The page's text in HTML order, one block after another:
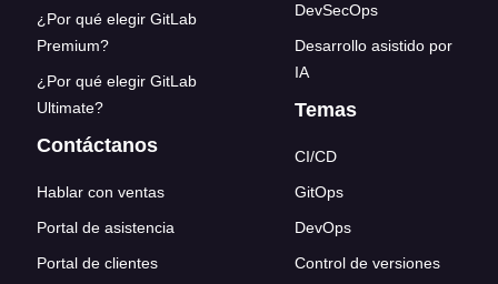
¿Por qué elegir GitLab
Premium?
¿Por qué elegir GitLab
Ultimate?
Contáctanos
Hablar con ventas
Portal de asistencia
Portal de clientes
DevSecOps
Desarrollo asistido por
IA
Temas
CI/CD
GitOps
DevOps
Control de versiones